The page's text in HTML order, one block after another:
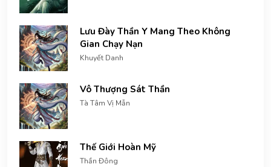
Lưu Đày Thần Y Mang Theo Không
Gian Chạy Nạn
Khuyết Danh
Vô Thượng Sát Thần
Tà Tâm Vị Mẫn
Thế Giới Hoàn Mỹ
Thần Đông